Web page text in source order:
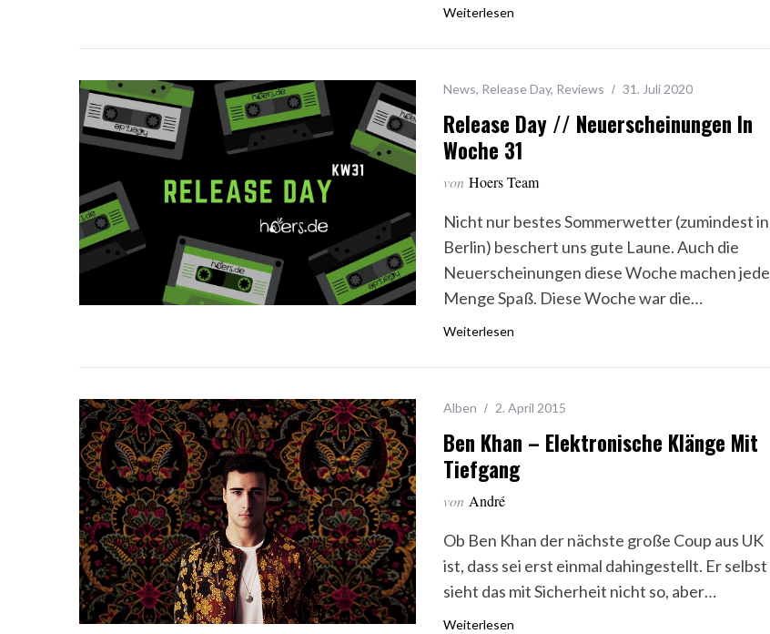
Weiterlesen
News, Release Day, Reviews 31. Juli 2020
Release Day // Neuerscheinungen In
Woche 31
von Hoers Team
Nicht nur bestes Sommerwetter (zumindest in
Berlin) beschert uns gute Laune. Auch die
Neuerscheinungen diese Woche machen jede
Menge Spaß. Diese Woche war die…
Weiterlesen
Alben 2. April 2015
Ben Khan – Elektronische Klänge Mit
Tiefgang
von André
Ob Ben Khan der nächste große Coup aus UK
ist, dass sei erst einmal dahingestellt. Er selbst
sieht das mit Sicherheit nicht so, aber…
Weiterlesen